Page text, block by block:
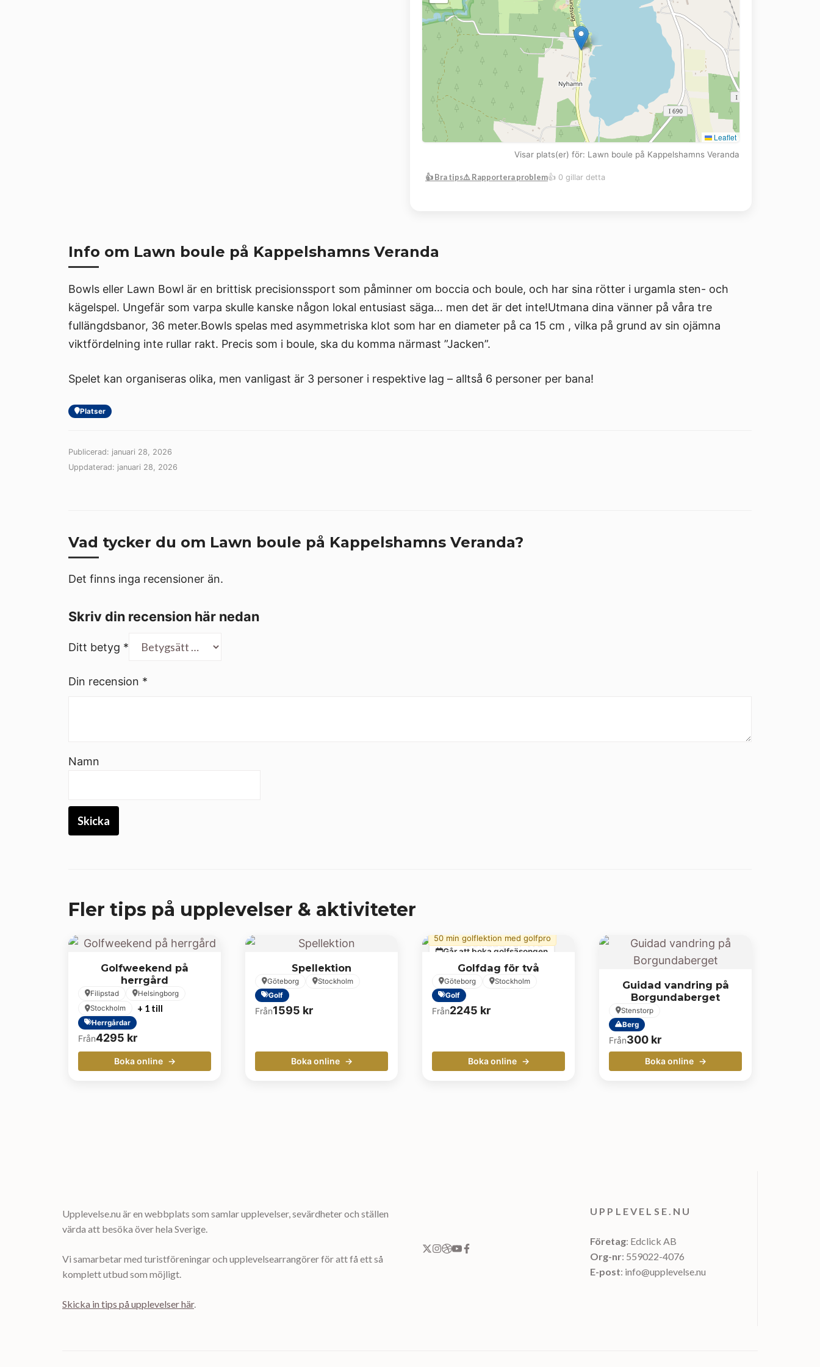
Leaflet
Visar plats(er) för: Lawn boule på Kappelshamns Veranda
👍 Bra tips⚠️ Rapportera problem👍 0 gillar detta
Info om Lawn boule på Kappelshamns Veranda
Bowls eller Lawn Bowl är en brittisk precisionssport som påminner om boccia och boule, och har sina rötter i urgamla sten- och
kägelspel. Ungefär som varpa skulle kanske någon lokal entusiast säga… men det är det inte!Utmana dina vänner på våra tre
fullängdsbanor, 36 meter.Bowls spelas med asymmetriska klot som har en diameter på ca 15 cm , vilka på grund av sin ojämna
viktfördelning inte rullar rakt. Precis som i boule, ska du komma närmast ”Jacken”.
Spelet kan organiseras olika, men vanligast är 3 personer i respektive lag – alltså 6 personer per bana!
Platser
Publicerad: januari 28, 2026
Uppdaterad: januari 28, 2026
Vad tycker du om Lawn boule på Kappelshamns Veranda?
Det finns inga recensioner än.
Skriv din recension här nedan
Ditt betyg *
Din recension *
Namn
Fler tips på upplevelser & aktiviteter
Golfweekend på
herrgård
Filipstad
Helsingborg
Stockholm
+ 1 till
Herrgårdar
Från4295 kr
Boka online
Spellektion
Göteborg
Stockholm
Golf
Från1595 kr
Boka online
Går att boka golfsäsongen
50 min golflektion med golfpro
Golfdag för två
Göteborg
Stockholm
Golf
Från2245 kr
Boka online
Guidad vandring på
Borgundaberget
Stenstorp
Berg
Från300 kr
Boka online
Upplevelse.nu är en webbplats som samlar upplevelser, sevärdheter och ställen
värda att besöka över hela Sverige.
Vi samarbetar med turistföreningar och upplevelsearrangörer för att få ett så
komplett utbud som möjligt.
Skicka in tips på upplevelser här.
UPPLEVELSE.NU
Företag: Edclick AB
Org-nr: 559022-4076
E-post: info@upplevelse.nu